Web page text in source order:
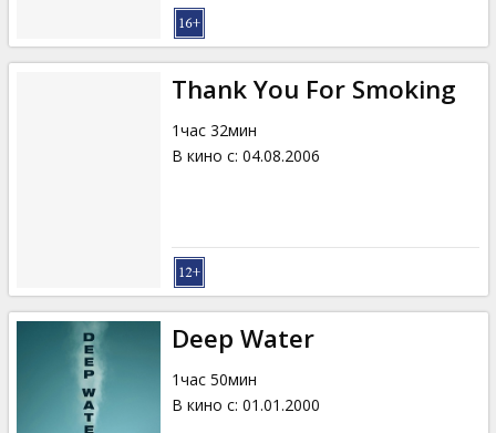
Thank You For Smoking
1час 32мин
В кино с: 04.08.2006
Deep Water
1час 50мин
В кино с: 01.01.2000